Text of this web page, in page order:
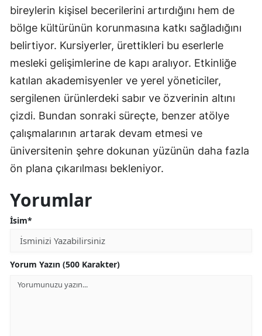
bireylerin kişisel becerilerini artırdığını hem de
bölge kültürünün korunmasına katkı sağladığını
belirtiyor. Kursiyerler, ürettikleri bu eserlerle
mesleki gelişimlerine de kapı aralıyor. Etkinliğe
katılan akademisyenler ve yerel yöneticiler,
sergilenen ürünlerdeki sabır ve özverinin altını
çizdi. Bundan sonraki süreçte, benzer atölye
çalışmalarının artarak devam etmesi ve
üniversitenin şehre dokunan yüzünün daha fazla
ön plana çıkarılması bekleniyor.
Yorumlar
İsim*
Yorum Yazın (500 Karakter)